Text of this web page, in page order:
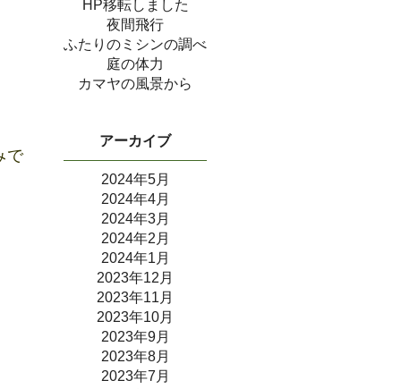
で
HP移転しました
夜間飛行
ふたりのミシンの調べ
庭の体力
カマヤの風景から
アーカイブ
2024年5月
2024年4月
2024年3月
2024年2月
2024年1月
2023年12月
2023年11月
2023年10月
2023年9月
2023年8月
2023年7月